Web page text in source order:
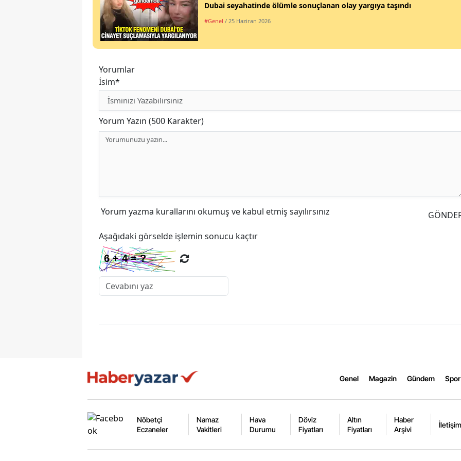
Dubai seyahatinde ölümle sonuçlanan olay yargıya taşındı
#Genel / 25 Haziran 2026
Yorumlar
İsim*
Yorum Yazın (500 Karakter)
Yorum yazma kurallarını okumuş ve kabul etmiş sayılırsınız
Aşağıdaki görselde işlemin sonucu kaçtır
Genel Magazin Gündem Spor
Nöbetçi
Eczaneler
Namaz
Vakitleri
Hava
Durumu
Döviz
Fiyatları
Altın
Fiyatları
Haber
Arşivi